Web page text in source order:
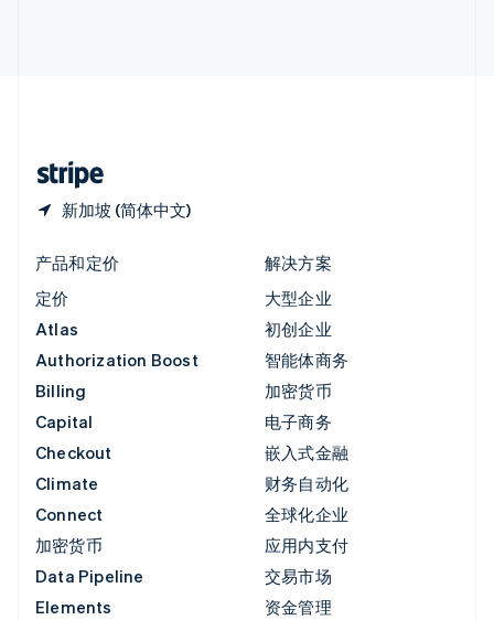
新加坡 (简体中文)
产品和定价
定价
Atlas
Authorization Boost
Billing
Capital
Checkout
Climate
Connect
加密货币
Data Pipeline
Elements
解决方案
大型企业
初创企业
智能体商务
加密货币
电子商务
嵌入式金融
财务自动化
全球化企业
应用内支付
交易市场
资金管理